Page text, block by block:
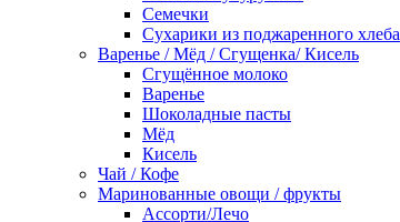
Семечки
Сухарики из поджаренного хлеба
Варенье / Мёд / Сгущенка/ Кисель
Сгущённое молоко
Варенье
Шоколадные пасты
Мёд
Кисель
Чай / Кофе
Маринованные овощи / фрукты
Ассорти/Лечо